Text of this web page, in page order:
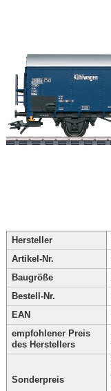
Hersteller
Artikel-Nr.
Baugröße
Bestell-Nr.
EAN
empfohlener Preis
des Herstellers
Sonderpreis